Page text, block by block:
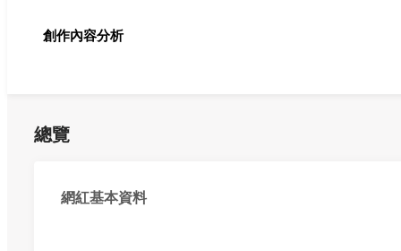
創作內容分析
總覽
網紅基本資料